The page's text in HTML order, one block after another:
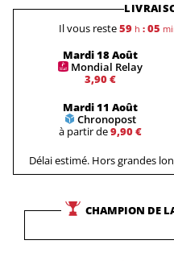
Il vous reste59h : 05
Mardi 18 Août
Mondial Relay
3,90 €
Mardi 11 Août
Chronopost
à partir de9,90 €
Délai estimé. Hors grandes
CHAMPION DE